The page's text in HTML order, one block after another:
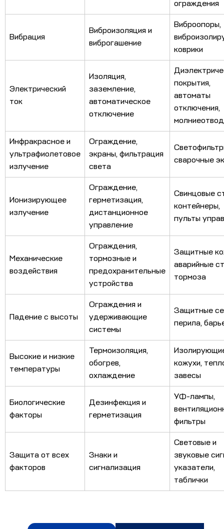
ограждения
Вибрация
Виброизоляция и
виброгашение
Виброопоры,
коврики
Электрический
ток
Изоляция,
заземление,
автоматическое
отключение
покрытия,
автоматы
отключения,
Инфракрасное и
ультрафиолетовое
излучение
Ограждение,
экраны, фильтрация
света
сварочные
Ионизирующее
излучение
Ограждение,
герметизация,
дистанционное
управление
Свинцовые
контейнеры,
пульты
Механические
воздействия
Ограждения,
тормозные и
предохранительные
устройства
Защитные
аварийные
тормоза
Падение с высоты
Ограждения и
удерживающие
системы
Защитные
перила,
Высокие и низкие
температуры
Термоизоляция,
обогрев,
охлаждение
кожухи,
завесы
Биологические
факторы
Дезинфекция и
герметизация
УФ-лампы,
фильтры
Защита от всех
факторов
Знаки и
сигнализация
Световые и
звуковые
указатели,
таблички